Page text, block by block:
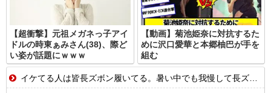
【超衝撃】元祖メガネっ子アイ
ドルの時東ぁみさん(38)、際ど
い姿が話題にｗｗｗ
【動画】菊池姫奈に対抗するた
めに沢口愛華と本郷柚巴が手を
組む
イケてる人は皆長ズボン履いてる。暑い中でも我慢して長ズボン履いてる。半ズボンはモテ無い。厳しいって